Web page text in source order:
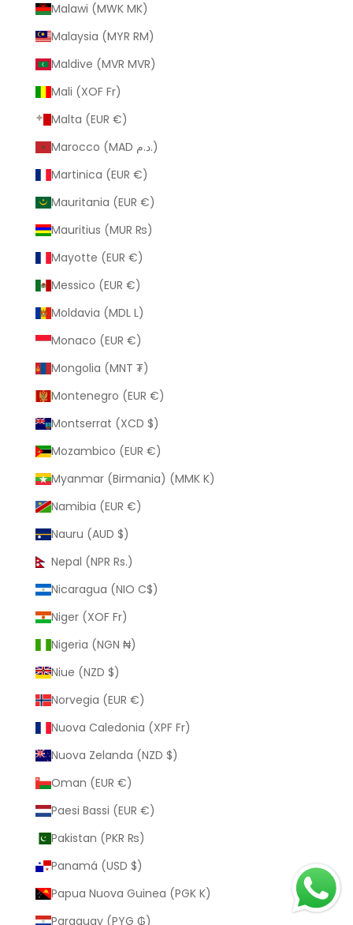
Malawi (MWK MK)
Malaysia (MYR RM)
Maldive (MVR MVR)
Mali (XOF Fr)
Malta (EUR €)
Marocco (MAD د.م.)
Martinica (EUR €)
Mauritania (EUR €)
Mauritius (MUR ₨)
Mayotte (EUR €)
Messico (EUR €)
Moldavia (MDL L)
Monaco (EUR €)
Mongolia (MNT ₮)
Montenegro (EUR €)
Montserrat (XCD $)
Mozambico (EUR €)
Myanmar (Birmania) (MMK K)
Namibia (EUR €)
Nauru (AUD $)
Nepal (NPR Rs.)
Nicaragua (NIO C$)
Niger (XOF Fr)
Nigeria (NGN ₦)
Niue (NZD $)
Norvegia (EUR €)
Nuova Caledonia (XPF Fr)
Nuova Zelanda (NZD $)
Oman (EUR €)
Paesi Bassi (EUR €)
Pakistan (PKR ₨)
Panamá (USD $)
Papua Nuova Guinea (PGK K)
Paraguay (PYG ₲)